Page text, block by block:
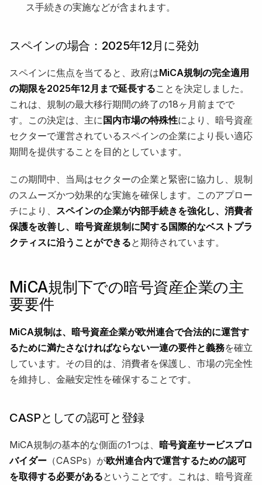
ス手続きの実施などが含まれます。
スペインの場合：2025年12月に発効
スペインに焦点を当てると、政府はMiCA規制の完全適用
の期限を2025年12月まで延長することを決定しました。
これは、規制の最大移行期間の終了の18ヶ月前までで
す。この決定は、主に国内市場の特殊性により、暗号資産
セクターで運営されているスペインの企業により長い適応
期間を提供することを目的としています。
この期間中、当局はセクターの企業と緊密に協力し、規制
のスムーズかつ効果的な実施を確保します。このアプロー
チにより、 スペインの企業が内部手続きを強化し、消費者
保護を改善し、暗号資産規制に関する国際的なベストプラ
クティスに沿うことができると期待されています。
MiCA規制下での暗号資産企業の主
要要件
MiCA規制は、暗号資産企業が欧州連合で合法的に運営す
るために満たさなければならない一連の要件と義務を確立
しています。その目的は、消費者を保護し、市場の完全性
を維持し、金融安定性を確保することです。
CASPとしての認可と登録
MiCA規制の基本的な側面の1つは、 暗号資産サービスプロ
バイダー （CASPs）が欧州連合内で運営するための認可
を取得する必要があるということです。これは、暗号資産